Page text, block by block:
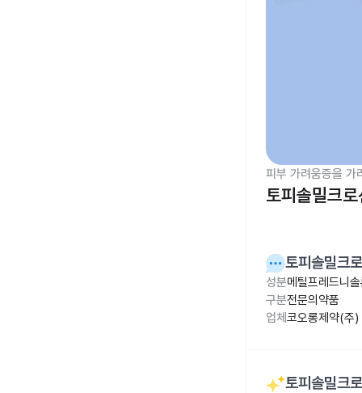
피부 가려움증을 가
토피솔밀크
토피솔밀크
성분메틸프레드니
구분전문의약품
업체 코오롱제약(주)
토피솔밀크